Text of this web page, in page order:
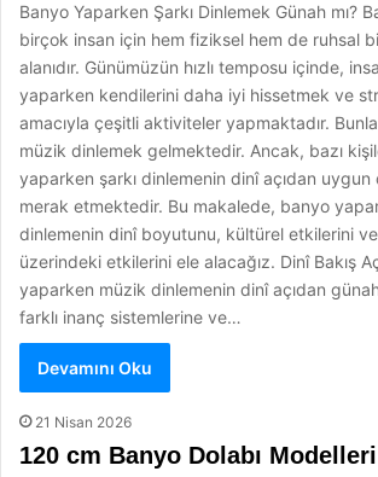
Banyo Yaparken Şarkı Dinlemek Günah mı?
birçok insan için hem fiziksel hem de ruhsal
alanıdır. Günümüzün hızlı temposu içinde,
yaparken kendilerini daha iyi hissetmek ve
amacıyla çeşitli aktiviteler yapmaktadır.
müzik dinlemek gelmektedir. Ancak, bazı
yaparken şarkı dinlemenin dinî açıdan uygun
merak etmektedir. Bu makalede, banyo
dinlemenin dinî boyutunu, kültürel etkilerini
üzerindeki etkilerini ele alacağız. Dinî Bakış
yaparken müzik dinlemenin dinî açıdan günah
farklı inanç sistemlerine ve…
Devamını Oku
21 Nisan 2026
120 cm Banyo Dolabı